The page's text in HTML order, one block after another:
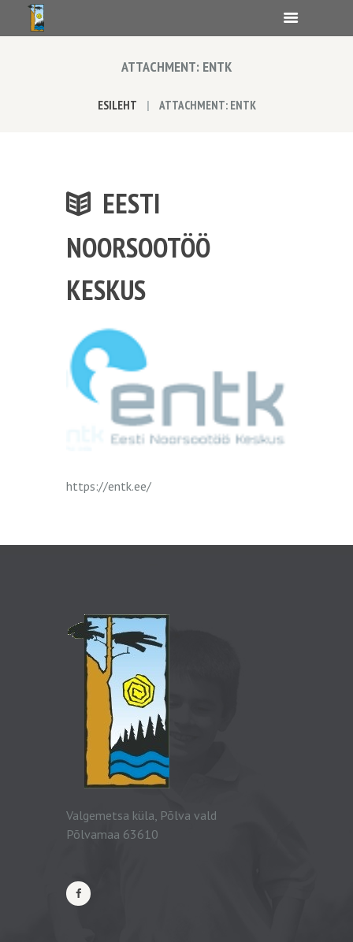
ATTACHMENT: ENTK
ESILEHT ATTACHMENT: ENTK
EESTI
NOORSOOTÖÖ
KESKUS
https://entk.ee/
Valgemetsa küla, Põlva vald
Põlvamaa 63610